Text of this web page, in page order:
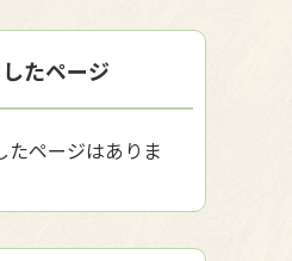
たページ
たページはありま